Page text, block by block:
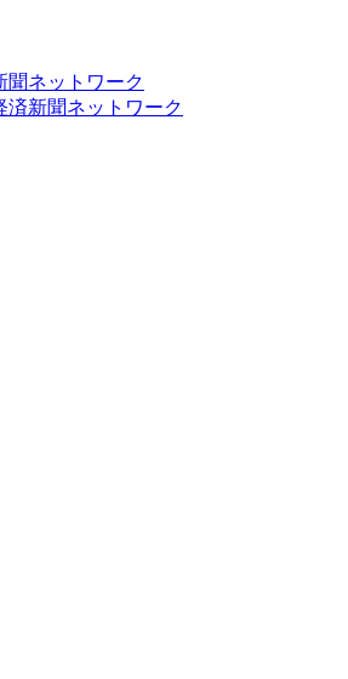
聞ネットワーク
済新聞ネットワーク